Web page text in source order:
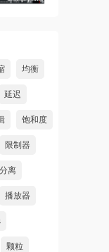
均衡
延迟
饱和度
限制器
离
播放器
颗粒